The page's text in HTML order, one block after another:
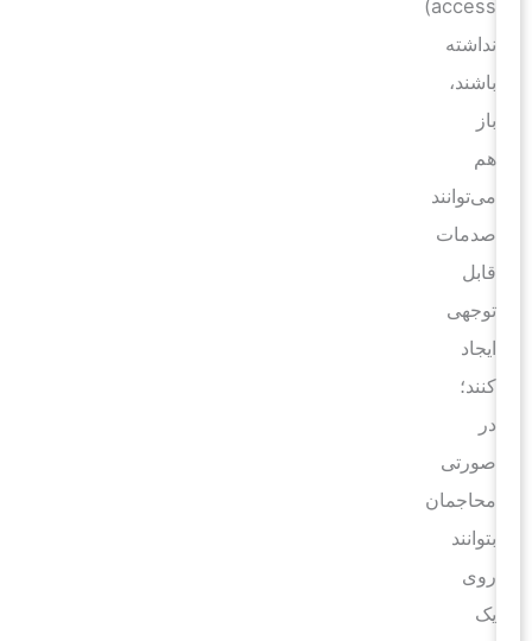
access)
نداشته
باشند،
می‌توانند
صدمات
قابل
توجهی
ایجاد
کنند؛
صورتی
محاجمان
بتوانند
روی